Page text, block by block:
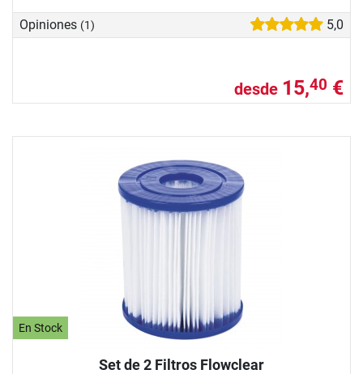
Opiniones (1) 5,0
desde 15,40 €
En Stock
Set de 2 Filtros Flowclear